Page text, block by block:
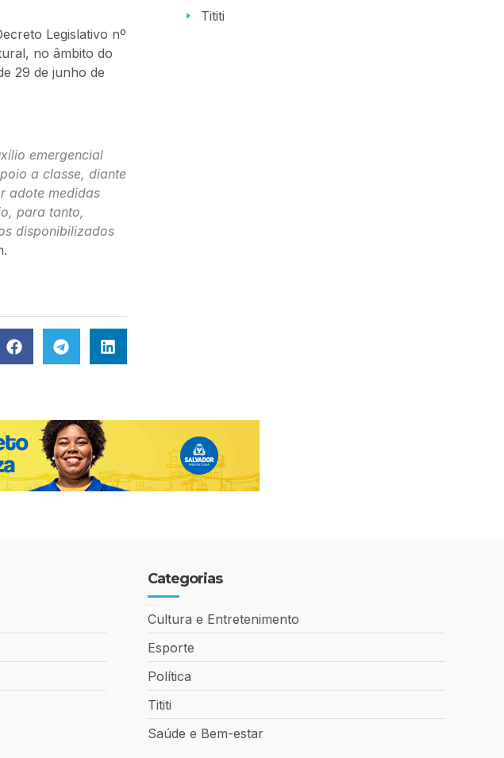
Legislativo nº
no âmbito do
29 de junho de
emergencial
a classe, diante
adote medidas
para tanto,
disponibilizados
Tititi
Categorias
Cultura e Entretenimento
Esporte
Política
Tititi
Saúde e Bem-estar